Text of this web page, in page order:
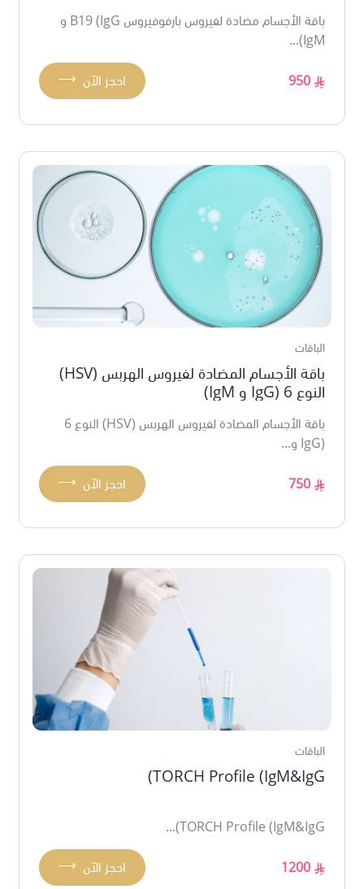
باقة الأجسام مضادة لفيروس بارفوفيروس B19 (IgG و
IgM)...
950
⟶ احجز الآن
الباقات
باقة الأجسام المضادة لفيروس الهربس (HSV)
النوع 6 (IgG و IgM)
باقة الأجسام المضادة لفيروس الهربس (HSV) النوع 6
(IgG و...
750
⟶ احجز الآن
الباقات
TORCH Profile (IgM&IgG)
TORCH Profile (IgM&IgG)...
1200
⟶ احجز الآن